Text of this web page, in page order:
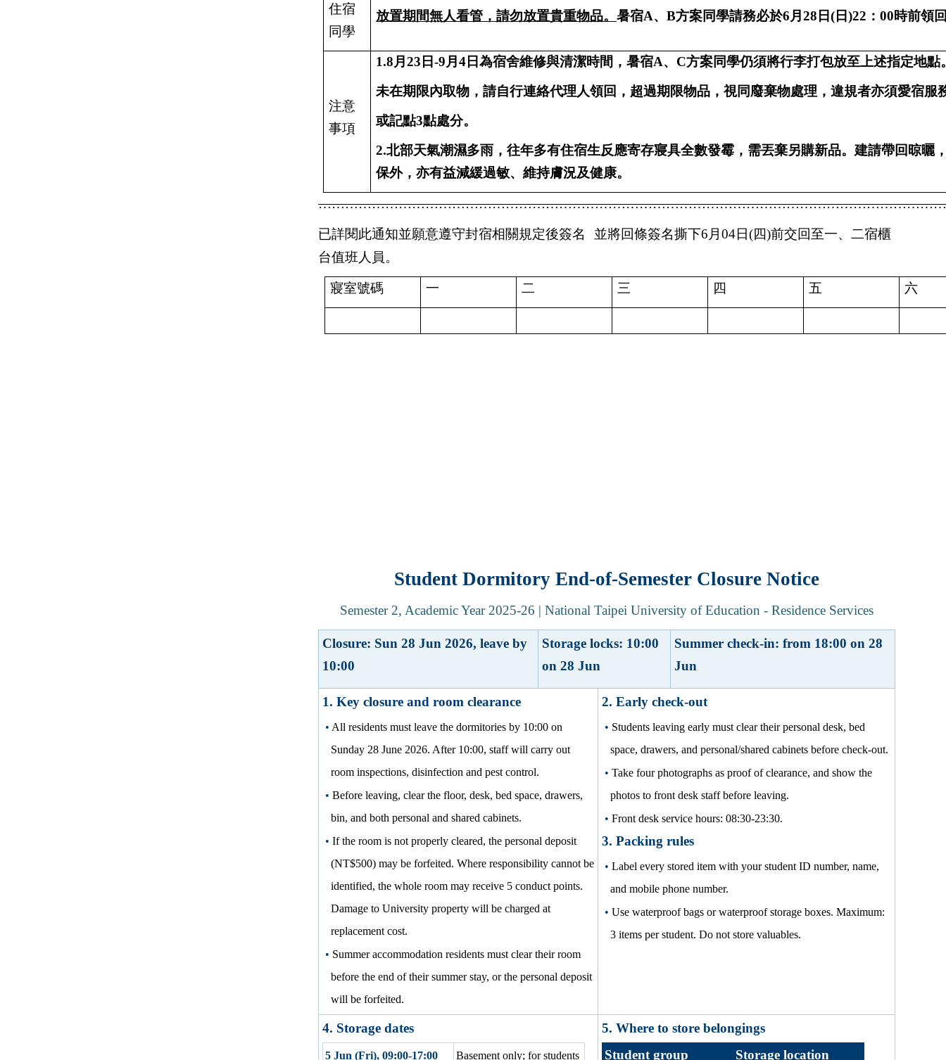
住宿
同學
放置期間無人看管，請勿放置貴重物品。 暑宿A、 B方案同學請務必於6月 28 日( 日)22 ： 00時前領
注意
事項
1.8月23 日-9月4 日為宿舍維修與清潔時間，暑宿A、 C方案同學仍須將行李打包放至上述指定地點
未在期限內取物，請自行連絡代理人領回，超過期限物品，視同廢棄物處理，違規者亦須愛宿服
或記點3點處分。
2.北部天氣潮濕多雨，往年多有住宿生反應寄存寢具全數發霉，需丟棄另購新品。建請帶回晾曬
保外，亦有益減緩過敏、維持膚況及健康。
已詳閱此通知並願意遵守封宿相關規定後簽名 並將回條簽名撕下6 月 04日(四)前交回至一、二宿櫃
台值班人員。
寢室號碼 一 二 三 四 五 六
Student Dormitory End-of-Semester Closure Notice
Semester 2, Academic Year 2025-26 | National Taipei University of Education - Residence Services
Closure: Sun 28 Jun 2026, leave by
10:00
Storage locks: 10:00
on 28 Jun
Summer check-in: from 18:00 on 28
Jun
1. Key closure and room clearance
• All residents must leave the dormitories by 10:00 on
Sunday 28 June 2026. After 10:00, staff will carry out
room inspections, disinfection and pest control.
•Before leaving, clear the floor, desk, bed space, drawers,
bin, and both personal and shared cabinets.
•If the room is not properly cleared, the personal deposit
(NT$500) may be forfeited. Where responsibility cannot be
identified, the whole room may receive 5 conduct points.
Damage to University property will be charged at
replacement cost.
• Summer accommodation residents must clear their room
before the end of their summer stay, or the personal deposit
will be forfeited.
2. Early check-out
• Students leaving early must clear their personal desk, bed
space, drawers, and personal/shared cabinets before check-out.
•Take four photographs as proof of clearance, and show the
photos to front desk staff before leaving.
•Front desk service hours: 08:30-23:30.
3. Packing rules
•Label every stored item with your student ID number, name,
and mobile phone number.
•Use waterproof bags or waterproof storage boxes. Maximum:
3 items per student. Do not store valuables.
4. Storage dates
5 Jun (Fri), 09:00-17:00 Basement only; for students
5. Where to store belongings
Student group
Storage location